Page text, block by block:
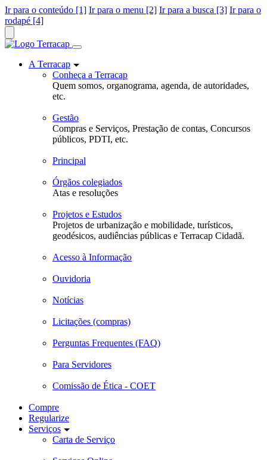
Ir para o conteúdo [1] Ir para o menu [2] Ir para a busca [3] Ir para o
rodapé [4]
A Terracap
Conheça a Terracap
Quem somos, organograma, agenda, de autoridades,
etc.
Gestão
Compras e Serviços, Prestação de contas, Concursos
públicos, PDTI, etc.
Principal
Órgãos colegiados
Atas e resoluções
Projetos e Estudos
Projetos de urbanização e mobilidade, turísticos,
geodésicos, audiências públicas e Terracap Cidadã.
Acesso à Informação
Ouvidoria
Notícias
Licitações (compras)
Perguntas Frequentes (FAQ)
Para Servidores
Comissão de Ética - COET
Compre
Regularize
Serviços
Carta de Serviço